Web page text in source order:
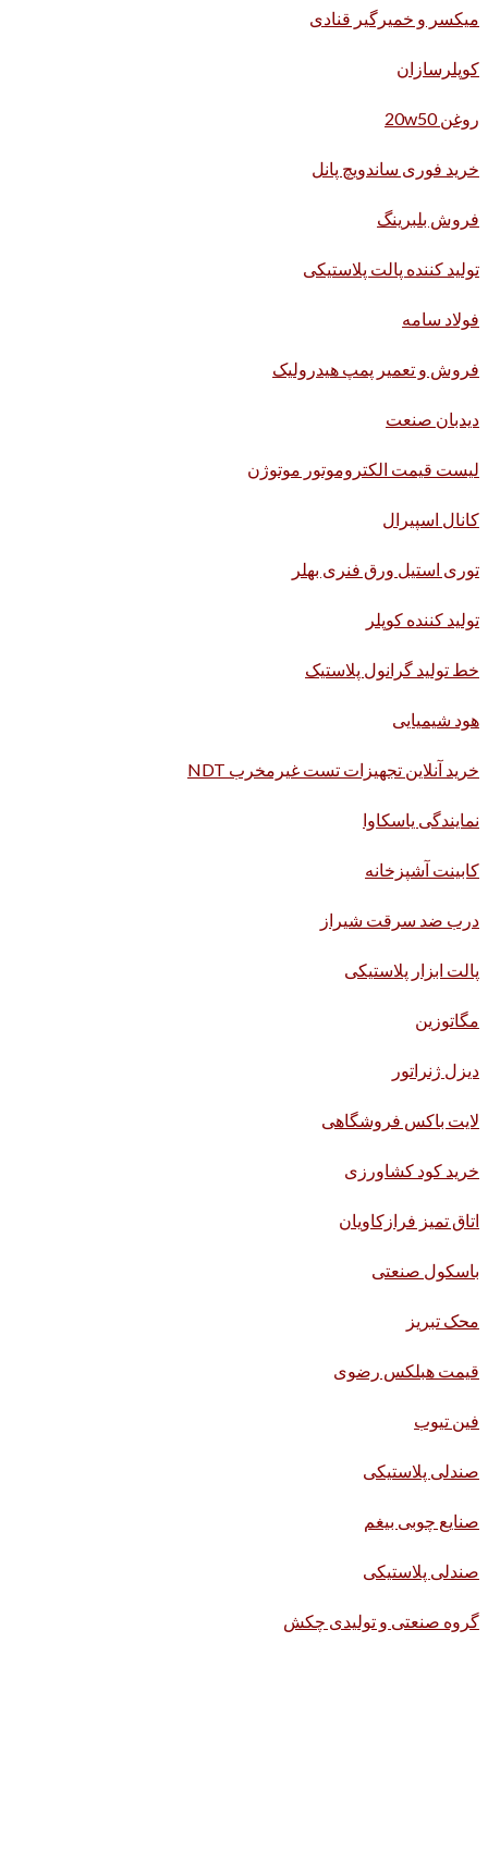
میکسر و خمیرگیر قنادی
کوپلرسازان
روغن 20w50
خرید فوری ساندویچ پانل
فروش بلبرینگ
تولید کننده پالت پلاستیکی
فولاد سامه
فروش و تعمیر پمپ هیدرولیک
دیدبان صنعت
لیست قیمت الکتروموتور موتوژن
کانال اسپیرال
توری استیل ورق فنری بهلر
تولید کننده کوپلر
خط تولید گرانول پلاستیک
هود شیمیایی
خرید آنلاین تجهیزات تست غیرمخرب NDT
نمایندگی یاسکاوا
کابینت آشپزخانه
درب ضد سرقت شیراز
پالت ابزار پلاستیکی
مگاتوزین
دیزل ژنراتور
لایت باکس فروشگاهی
خرید کود کشاورزی
اتاق تمیز فرازکاویان
باسکول صنعتی
محک تبریز
قیمت هبلکس رضوی
فین تیوب
صندلی پلاستیکی
صنایع چوبی بیغم
صندلی پلاستیکی
گروه صنعتی و تولیدی چکش